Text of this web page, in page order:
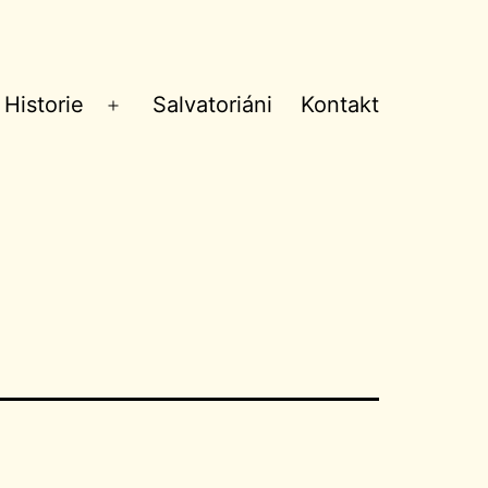
Historie
Otevřít
Salvatoriáni Kontakt